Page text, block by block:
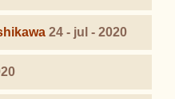
24 - jul - 2020